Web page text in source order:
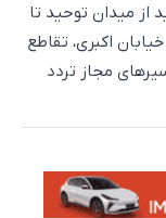
از میدان توحید تا
اکبری، تقاطع
مجاز تردد